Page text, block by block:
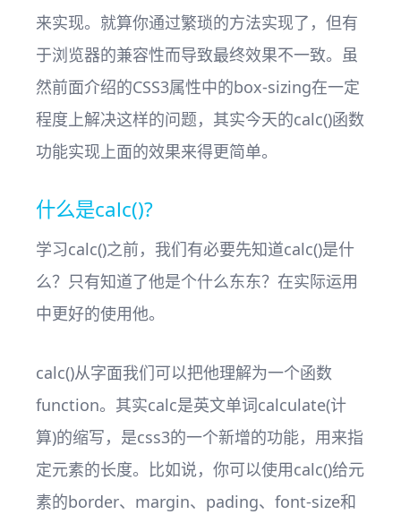
来实现。就算你通过繁琐的方法实现了，但有
于浏览器的兼容性而导致最终效果不一致。虽
然前面介绍的CSS3属性中的box-sizing在一定
程度上解决这样的问题，其实今天的calc()函数
功能实现上面的效果来得更简单。
什么是calc()?
学习calc()之前，我们有必要先知道calc()是什
么？只有知道了他是个什么东东？在实际运用
中更好的使用他。
calc()从字面我们可以把他理解为一个函数
function。其实calc是英文单词calculate(计
算)的缩写，是css3的一个新增的功能，用来指
定元素的长度。比如说，你可以使用calc()给元
素的border、margin、pading、font-size和